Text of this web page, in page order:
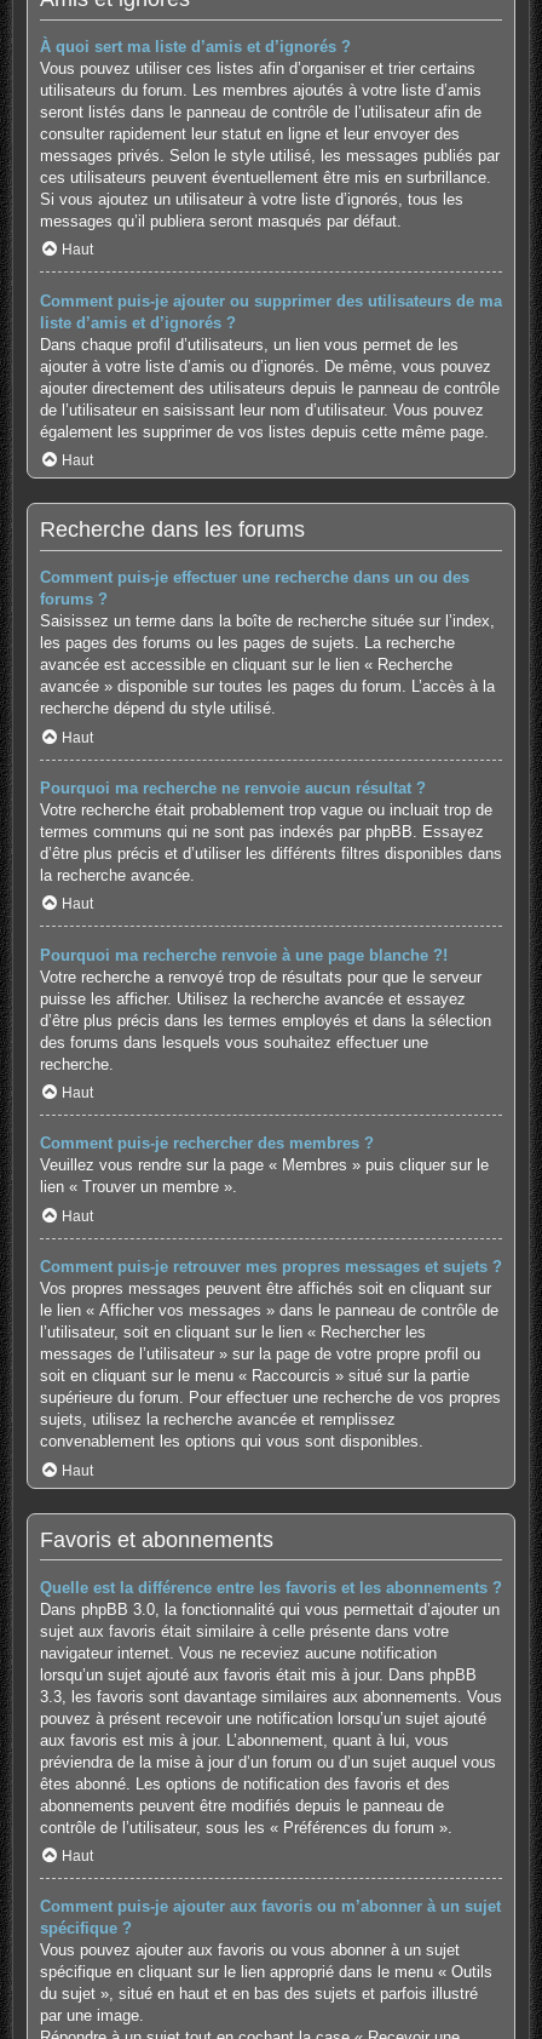
À quoi sert ma liste d’amis et d’ignorés ?
Vous pouvez utiliser ces listes afin d’organiser et trier certains
utilisateurs du forum. Les membres ajoutés à votre liste d’amis
seront listés dans le panneau de contrôle de l’utilisateur afin de
consulter rapidement leur statut en ligne et leur envoyer des
messages privés. Selon le style utilisé, les messages publiés par
ces utilisateurs peuvent éventuellement être mis en surbrillance.
Si vous ajoutez un utilisateur à votre liste d’ignorés, tous les
messages qu’il publiera seront masqués par défaut.
Haut
Comment puis-je ajouter ou supprimer des utilisateurs de ma
liste d’amis et d’ignorés ?
Dans chaque profil d’utilisateurs, un lien vous permet de les
ajouter à votre liste d’amis ou d’ignorés. De même, vous pouvez
ajouter directement des utilisateurs depuis le panneau de contrôle
de l’utilisateur en saisissant leur nom d’utilisateur. Vous pouvez
également les supprimer de vos listes depuis cette même page.
Haut
Recherche dans les forums
Comment puis-je effectuer une recherche dans un ou des
forums ?
Saisissez un terme dans la boîte de recherche située sur l’index,
les pages des forums ou les pages de sujets. La recherche
avancée est accessible en cliquant sur le lien « Recherche
avancée » disponible sur toutes les pages du forum. L’accès à la
recherche dépend du style utilisé.
Haut
Pourquoi ma recherche ne renvoie aucun résultat ?
Votre recherche était probablement trop vague ou incluait trop de
termes communs qui ne sont pas indexés par phpBB. Essayez
d’être plus précis et d’utiliser les différents filtres disponibles dans
la recherche avancée.
Haut
Pourquoi ma recherche renvoie à une page blanche ?!
Votre recherche a renvoyé trop de résultats pour que le serveur
puisse les afficher. Utilisez la recherche avancée et essayez
d’être plus précis dans les termes employés et dans la sélection
des forums dans lesquels vous souhaitez effectuer une
recherche.
Haut
Comment puis-je rechercher des membres ?
Veuillez vous rendre sur la page « Membres » puis cliquer sur le
lien « Trouver un membre ».
Haut
Comment puis-je retrouver mes propres messages et sujets ?
Vos propres messages peuvent être affichés soit en cliquant sur
le lien « Afficher vos messages » dans le panneau de contrôle de
l’utilisateur, soit en cliquant sur le lien « Rechercher les
messages de l’utilisateur » sur la page de votre propre profil ou
soit en cliquant sur le menu « Raccourcis » situé sur la partie
supérieure du forum. Pour effectuer une recherche de vos propres
sujets, utilisez la recherche avancée et remplissez
convenablement les options qui vous sont disponibles.
Haut
Favoris et abonnements
Quelle est la différence entre les favoris et les abonnements ?
Dans phpBB 3.0, la fonctionnalité qui vous permettait d’ajouter un
sujet aux favoris était similaire à celle présente dans votre
navigateur internet. Vous ne receviez aucune notification
lorsqu’un sujet ajouté aux favoris était mis à jour. Dans phpBB
3.3, les favoris sont davantage similaires aux abonnements. Vous
pouvez à présent recevoir une notification lorsqu’un sujet ajouté
aux favoris est mis à jour. L’abonnement, quant à lui, vous
préviendra de la mise à jour d’un forum ou d’un sujet auquel vous
êtes abonné. Les options de notification des favoris et des
abonnements peuvent être modifiés depuis le panneau de
contrôle de l’utilisateur, sous les « Préférences du forum ».
Haut
Comment puis-je ajouter aux favoris ou m’abonner à un sujet
spécifique ?
Vous pouvez ajouter aux favoris ou vous abonner à un sujet
spécifique en cliquant sur le lien approprié dans le menu « Outils
du sujet », situé en haut et en bas des sujets et parfois illustré
par une image.